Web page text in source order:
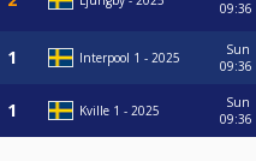
09:36
Interpool 1 - 2025
Sun
09:36
Kville 1 - 2025
Sun
09:36